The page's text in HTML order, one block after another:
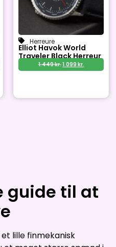
Herreure
Elliot Havok World
Traveler Black Herreur
1.449kr.1.099 kr.
guide til at
lille finmekanisk